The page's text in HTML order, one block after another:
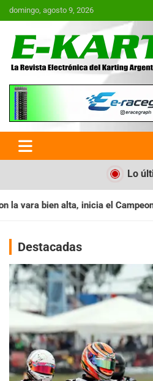
Saltar
al
domingo, agosto 9, 2026
E-Kart.com.ar |
Electrónica del
Argentina
Lo
el Campeonato Clausura
Destacadas